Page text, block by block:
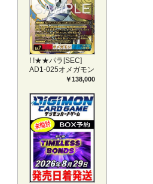
! !★★パラ[SEC]
AD1-025オメガモン
￥138,000